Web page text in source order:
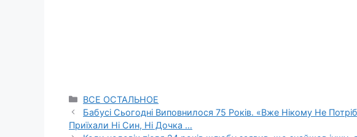
Categories
ВСЕ ОСТАЛЬНОЕ
Бабусі Сьогодні Виповнилося 75 Років. «Вже Нікому Не
Приїхали Ні Син, Ні Дочка …